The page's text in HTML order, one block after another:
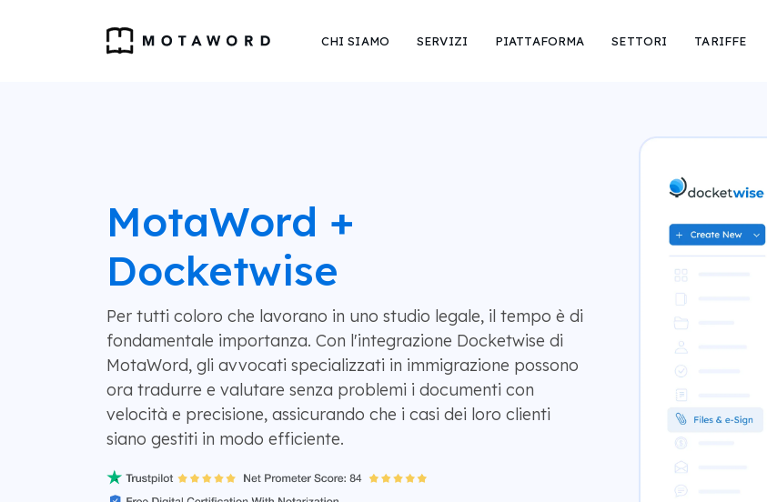
CHI SIAMO SERVIZI PIATTAFORMA SETTORI TARIFFE
MotaWord +
Docketwise
Per tutti coloro che lavorano in uno studio legale, il tempo è di
fondamentale importanza. Con l'integrazione Docketwise di
MotaWord, gli avvocati specializzati in immigrazione possono
ora tradurre e valutare senza problemi i documenti con
velocità e precisione, assicurando che i casi dei loro clienti
siano gestiti in modo efficiente.